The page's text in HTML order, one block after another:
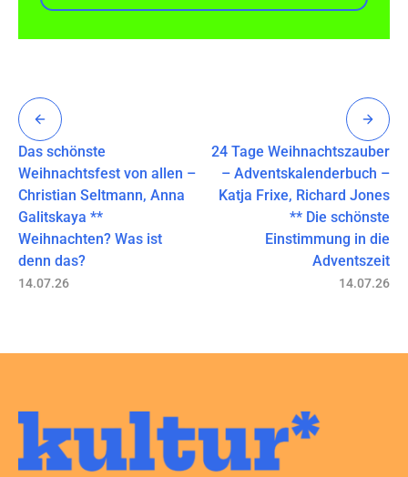
Das schönste
Weihnachtsfest von allen –
Christian Seltmann, Anna
Galitskaya **
Weihnachten? Was ist
denn das?
14.07.26
24 Tage Weihnachtszauber
– Adventskalenderbuch –
Katja Frixe, Richard Jones
** Die schönste
Einstimmung in die
Adventszeit
14.07.26